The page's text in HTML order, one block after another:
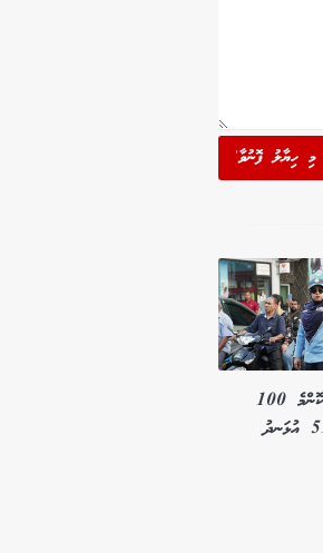
މި ހިޔާލު ފޮނުވާ'
ބަލާފާސްކުރާ ކޮންމެ 100
އުޅަނދަކުން 51 އުޅަނދު